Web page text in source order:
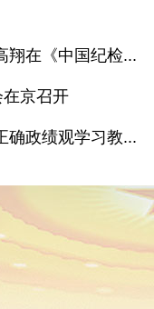
翔在《中国纪检...
在京召开
确政绩观学习教...